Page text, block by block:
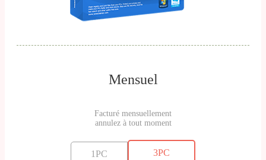
Mensuel
Facturé mensuellement
annulez à tout moment
1PC 3PC